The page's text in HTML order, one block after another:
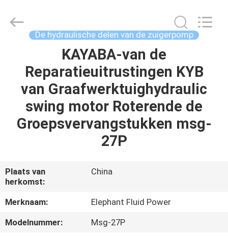
PRODUCTEN
ONGEVEER
FABRIEKSREIS
KWALITEITSCONTROLE
Fluid
Power
De hydraulische delen van de zuigerpomp
KAYABA-van de
Reparatieuitrustingen KYB
van Graafwerktuighydraulic
swing motor Roterende de
Groepsvervangstukken msg-
27P
Plaats van
herkomst:
China
Merknaam:
Elephant Fluid Power
Modelnummer:
Msg-27P